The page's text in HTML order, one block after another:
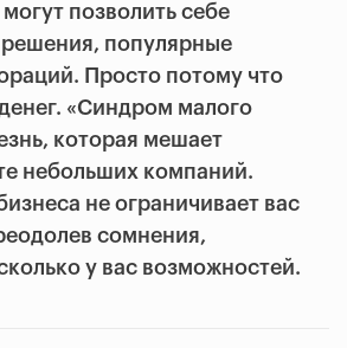
позволить себе
популярные
Просто потому что
«Синдром малого
которая мешает
небольших компаний.
не ограничивает вас
сомнения,
у вас возможностей.